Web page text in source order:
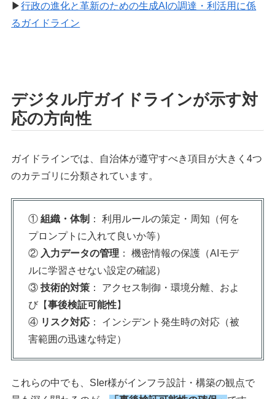
▶行政の進化と革新のための生成AIの調達・利活用に係
るガイドライン
デジタル庁ガイドラインが示す対
応の方向性
ガイドラインでは、自治体が遵守すべき項目が大きく4つ
のカテゴリに分類されています。
①組織・体制 ： 利用ルールの策定・周知（何を
プロンプトに入れて良いか等）
② 入力データの管理 ： 機密情報の保護（AIモデ
ルに学習させない設定の確認）
③技術的対策 ： アクセス制御・環境分離、およ
び【事後検証可能性】
④ リスク対応 ： インシデント発生時の対応（被
害範囲の迅速な特定）
これらの中でも、SIer様がインフラ設計・構築の観点で